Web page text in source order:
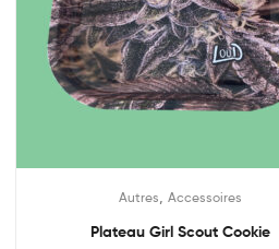
Autres Accessoires
Plateau Girl Scout Cookie